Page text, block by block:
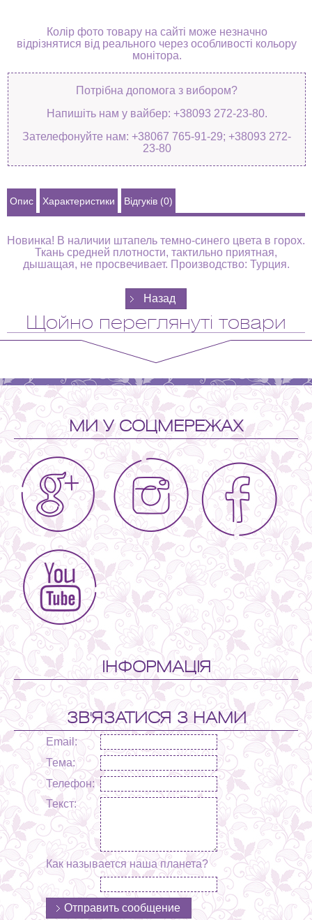
Колір фото товару на сайті може незначно
відрізнятися від реального через особливості кольору
монітора.
Потрібна допомога з вибором?
Напишіть нам у вайбер: +38093 272-23-80.
Зателефонуйте нам: +38067 765-91-29; +38093 272-
23-80
Опис Характеристики Відгуків (0)
Новинка! В наличии штапель темно-синего цвета в горох.
Ткань средней плотности, тактильно приятная,
дышащая, не просвечивает. Производство: Турция.
Щойно переглянуті товари
МИ У СОЦМЕРЕЖАХ
ІНФОРМАЦІЯ
ЗВ'ЯЗАТИСЯ З НАМИ
Email:
Тема:
Телефон:
Текст:
Как называется наша планета?